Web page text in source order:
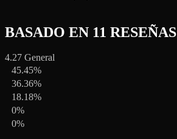
BASADO EN 11 RESEÑAS
4.27 General
45.45%
36.36%
18.18%
0%
0%